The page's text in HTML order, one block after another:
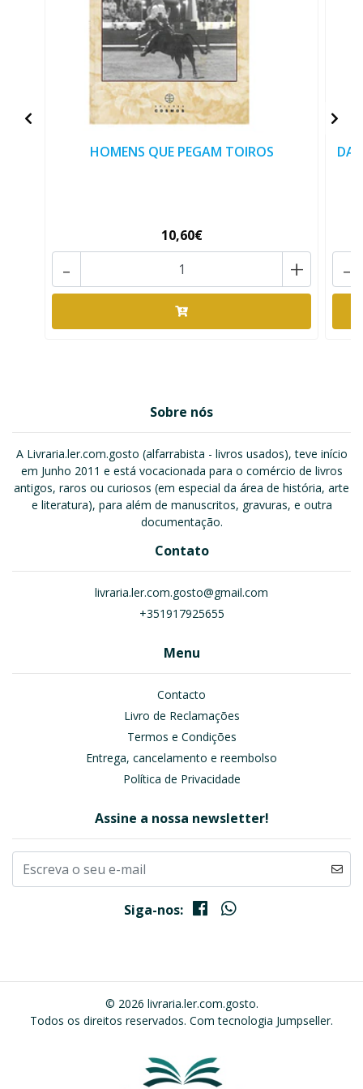
HOMENS QUE PEGAM TOIROS
10,60€
+
- -
Sobre nós
A Livraria.ler.com.gosto (alfarrabista - livros usados), teve início
em Junho 2011 e está vocacionada para o comércio de livros
antigos, raros ou curiosos (em especial da área de história, arte
e literatura), para além de manuscritos, gravuras, e outra
documentação.
Contato
livraria.ler.com.gosto@gmail.com
+351917925655
Menu
Contacto
Livro de Reclamações
Termos e Condições
Entrega, cancelamento e reembolso
Política de Privacidade
Assine a nossa newsletter!
Siga-nos:
© 2026 livraria.ler.com.gosto.
Todos os direitos reservados. Com tecnologia Jumpseller.